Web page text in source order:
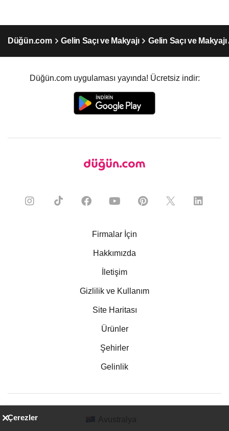
Düğün.com Gelin Saçı ve Makyajı Gelin Saçı ve
Düğün.com uygulaması yayında! Ücretsiz indir:
Firmalar İçin
Hakkımızda
İletişim
Gizlilik ve Kullanım
Site Haritası
Ürünler
Şehirler
Gelinlik
Çerezler